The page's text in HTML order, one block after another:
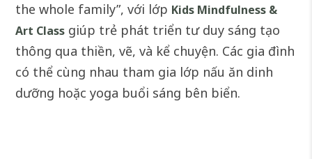
the whole family”, với lớp Kids Mindfulness &
Art Class giúp trẻ phát triển tư duy sáng tạo
thông qua thiền, vẽ, và kể chuyện. Các gia đình
có thể cùng nhau tham gia lớp nấu ăn dinh
dưỡng hoặc yoga buổi sáng bên biển.